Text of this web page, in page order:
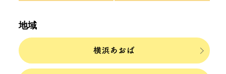
地域